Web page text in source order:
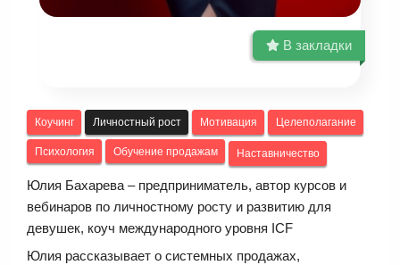
В закладки
Коучинг Личностный рост Мотивация Целеполагание
Психология Обучение продажам Наставничество
Юлия Бахарева – предприниматель, автор курсов и
вебинаров по личностному росту и развитию для
девушек, коуч международного уровня ICF
Юлия рассказывает о системных продажах,